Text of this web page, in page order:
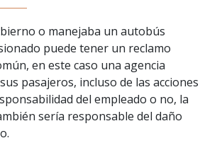
o manejaba un autobús
puede tener un reclamo
en este caso una agencia
pasajeros, incluso de las acciones
del empleado o no, la
sería responsable del daño